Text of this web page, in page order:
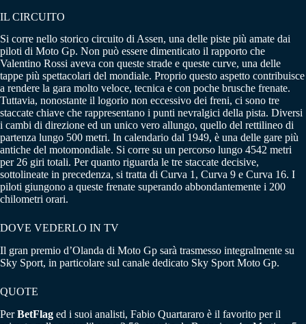
IL CIRCUITO
Si corre nello storico circuito di Assen, una delle piste più amate dai
piloti di Moto Gp. Non può essere dimenticato il rapporto che
Valentino Rossi aveva con queste strade e queste curve, una delle
tappe più spettacolari del mondiale. Proprio questo aspetto contribuisce
a rendere la gara molto veloce, tecnica e con poche brusche frenate.
Tuttavia, nonostante il logorio non eccessivo dei freni, ci sono tre
staccate chiave che rappresentano i punti nevralgici della pista. Diversi
i cambi di direzione ed un unico vero allungo, quello del rettilineo di
partenza lungo 500 metri. In calendario dal 1949, è una delle gare più
antiche del motomondiale. Si corre su un percorso lungo 4542 metri
per 26 giri totali. Per quanto riguarda le tre staccate decisive,
sottolineate in precedenza, si tratta di Curva 1, Curva 9 e Curva 16. I
piloti giungono a queste frenate superando abbondantemente i 200
chilometri orari.
DOVE VEDERLO IN TV
Il gran premio d’Olanda di Moto Gp sarà trasmesso integralmente su
Sky Sport, in particolare sul canale dedicato Sky Sport Moto Gp.
QUOTE
PerBetFlag ed i suoi analisti, Fabio Quartararo è il favorito per il